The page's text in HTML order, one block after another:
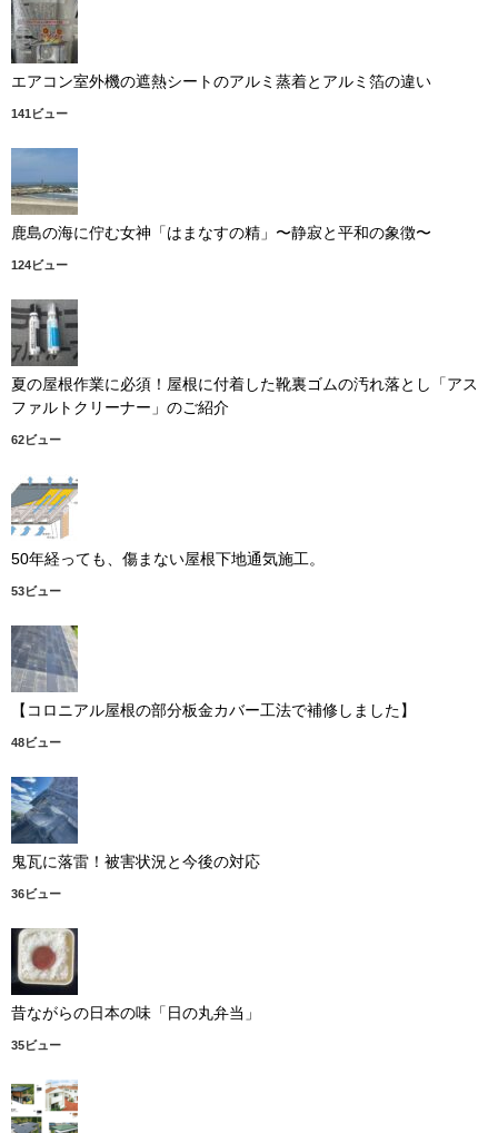
エアコン室外機の遮熱シートのアルミ蒸着とアルミ箔の違い
141ビュー
鹿島の海に佇む女神「はまなすの精」〜静寂と平和の象徴〜
124ビュー
夏の屋根作業に必須！屋根に付着した靴裏ゴムの汚れ落とし「アス
ファルトクリーナー」のご紹介
62ビュー
50年経っても、傷まない屋根下地通気施工。
53ビュー
【コロニアル屋根の部分板金カバー工法で補修しました】
48ビュー
鬼瓦に落雷！被害状況と今後の対応
36ビュー
昔ながらの日本の味「日の丸弁当」
35ビュー